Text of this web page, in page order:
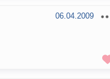
06.04.2009